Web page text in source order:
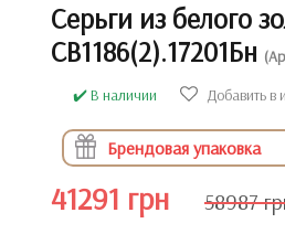
Серьги из белого
СВ1186(2).17201Бн
✔️ В наличии
Добавить в
Брендовая упаковка
41291 грн 58987